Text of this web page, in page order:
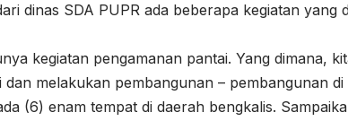
dinas SDA PUPR ada beberapa kegiatan yang
kegiatan pengamanan pantai. Yang dimana,
dan melakukan pembangunan – pembangunan
(6) enam tempat di daerah bengkalis.